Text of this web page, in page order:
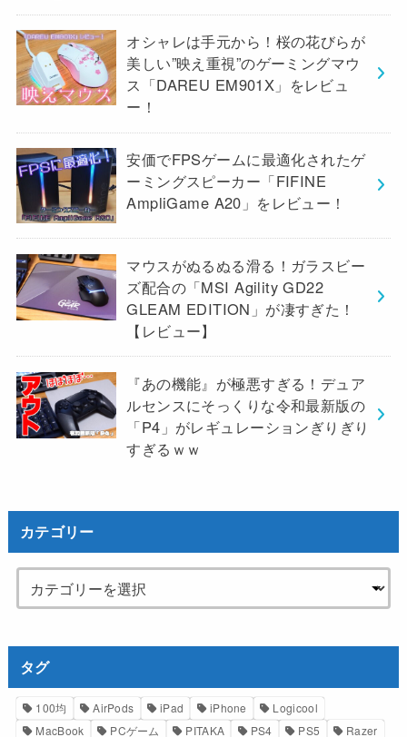
オシャレは手元から！桜の花びらが
美しい”映え重視”のゲーミングマウ
ス「DAREU EM901X」をレビュ
ー！
安価でFPSゲームに最適化されたゲ
ーミングスピーカー「FIFINE
AmpliGame A20」をレビュー！
マウスがぬるぬる滑る！ガラスビー
ズ配合の「MSI Agility GD22
GLEAM EDITION」が凄すぎた！
【レビュー】
『あの機能』が極悪すぎる！デュア
ルセンスにそっくりな令和最新版の
「P4」がレギュレーションぎりぎり
すぎるｗｗ
カテゴリー
タグ
100均 AirPods iPad iPhone
Logicool
MacBook
PCゲーム PITAKA PS4 PS5
Razer